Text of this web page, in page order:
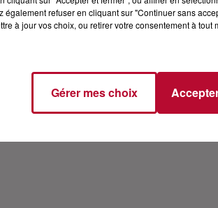
également refuser en cliquant sur "Continuer sans
à jour vos choix, ou retirer votre consentement à
Gérer mes choix